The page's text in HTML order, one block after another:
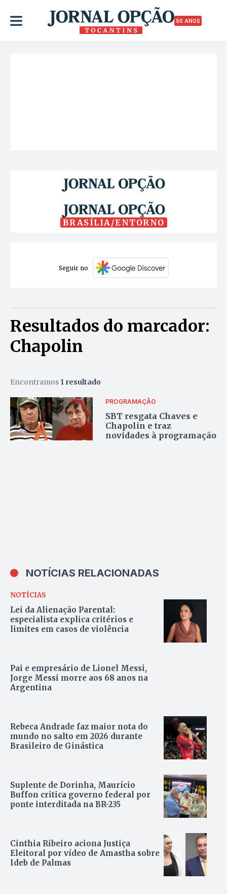
50 ANOS
BRASÍLIA/ENTORNO
Seguir no
Resultados do marcador:
Chapolin
Encontramos 1 resultado
PROGRAMAÇÃO
SBT resgata Chaves e
Chapolin e traz
novidades à programação
NOTÍCIAS RELACIONADAS
NOTÍCIAS
Lei da Alienação Parental:
especialista explica critérios e
limites em casos de violência
Pai e empresário de Lionel Messi,
Jorge Messi morre aos 68 anos na
Argentina
Rebeca Andrade faz maior nota do
mundo no salto em 2026 durante
Brasileiro de Ginástica
Suplente de Dorinha, Maurício
Buffon critica governo federal por
ponte interditada na BR-235
Cinthia Ribeiro aciona Justiça
Eleitoral por vídeo de Amastha sobre
Ideb de Palmas